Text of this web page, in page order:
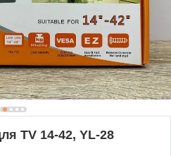
TV 14-42, YL-28